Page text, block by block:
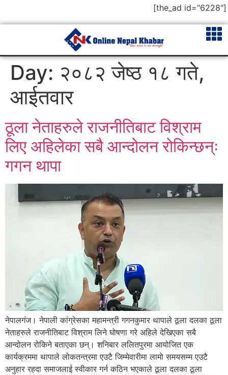
[the_ad id="6228"]
Day: २०८२ जेष्ठ १८ गते,
आईतवार
ठूला नेताहरुले राजनीतिबाट विश्राम
लिए अहिलेका सबै आन्दोलन रोकिन्छन्ः
गगन थापा
नेपालगंज। नेपाली कांग्रेसका महामन्त्री गगनकुमार थापाले ठूला दलका ठूला
नेताहरुले राजनीतिबाट विश्राम लिने घोषणा गरे अहिले देखिएका सबै
आन्दोलन रोकिने बताएका छन्। शनिबार ललितपुरमा आयोजित एक
कार्यक्रममा थापाले लोकतन्त्रमा एउटै जिम्मेवारीमा लामो समयसम्म एउटै
अनुहार रहदा समाजलाई स्वीकार गर्न कठिन भएकाले ठूला दलका ठूला